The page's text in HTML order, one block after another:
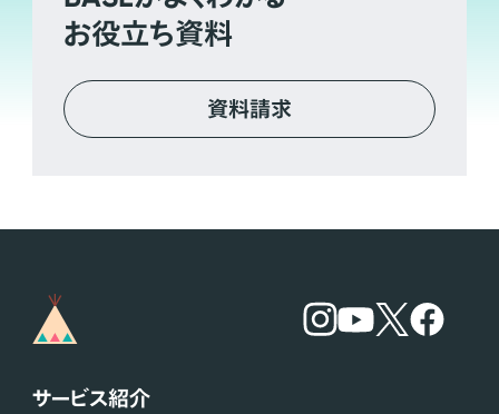
お役立ち資料
資料請求
サービス紹介